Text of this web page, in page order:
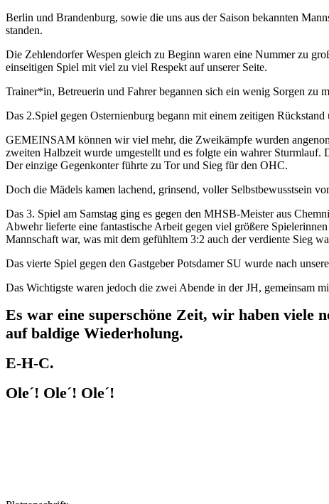
Berlin und Brandenburg, sowie die uns aus der Saison bekannten
standen.
Die Zehlendorfer Wespen gleich zu Beginn waren eine Nummer zu
einseitigen Spiel mit viel zu viel Respekt auf unserer Seite.
Trainer*in, Betreuerin und Fahrer begannen sich ein wenig Sorgen zu
Das 2.Spiel gegen Osternienburg begann mit einem zeitigen
GEMEINSAM können wir viel mehr, die Zweikämpfe wurden
zweiten Halbzeit wurde umgestellt und es folgte ein wahrer Sturmlauf.
Der einzige Gegenkonter führte zu Tor und Sieg für den OHC.
Doch die Mädels kamen lachend, grinsend, voller Selbstbewusstsein
Das 3. Spiel am Samstag ging es gegen den MHSB-Meister aus
Abwehr lieferte eine fantastische Arbeit gegen viel größere
Mannschaft war, was mit dem gefühltem 3:2 auch der verdiente Sieg
Das vierte Spiel gegen den Gastgeber Potsdamer SU wurde nach
Das Wichtigste waren jedoch die zwei Abende in der JH, gemeinsam
Es war eine superschöne Zeit, wir haben viele
auf baldige Wiederholung.
E-H-C.
Ole´! Ole´! Ole´!